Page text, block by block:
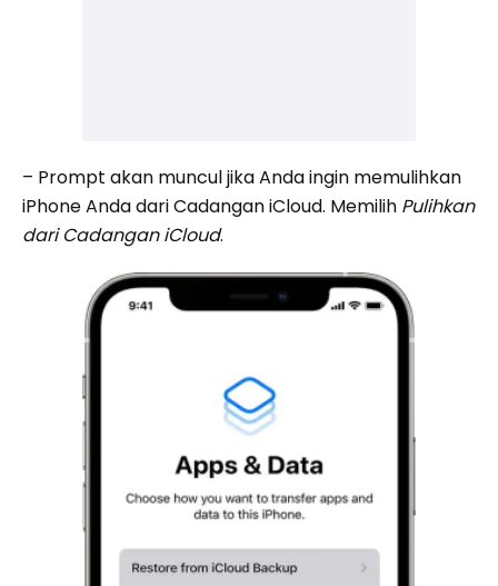
– Prompt akan muncul jika Anda ingin memulihkan
iPhone Anda dari Cadangan iCloud. Memilih Pulihkan
dari Cadangan iCloud.